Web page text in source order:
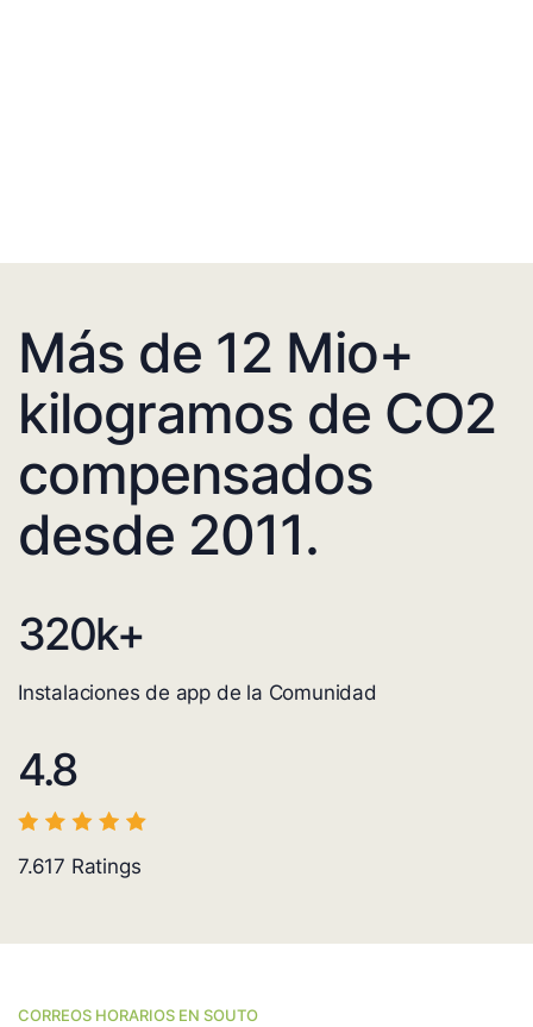
Más de 12 Mio+
kilogramos de CO2
compensados
desde 2011.
320k+
Instalaciones de app de la Comunidad
4.8
7.617 Ratings
CORREOS HORARIOS EN SOUTO